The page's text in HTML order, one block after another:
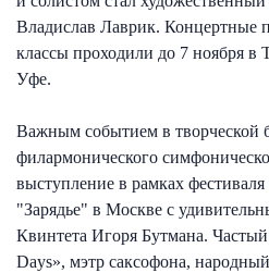
Владислав Лаврик. Концертные
классы проходили до 7 ноября в
Уфе.
Важным событием в творческой
филармонического
выступление в рамках
"Зарядье" в Москве с
Квинтета Игоря Бутмана. Частый
Days», мэтр саксофона,